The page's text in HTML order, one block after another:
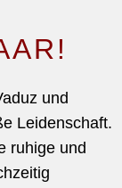
und
Leidenschaft.
ruhige und